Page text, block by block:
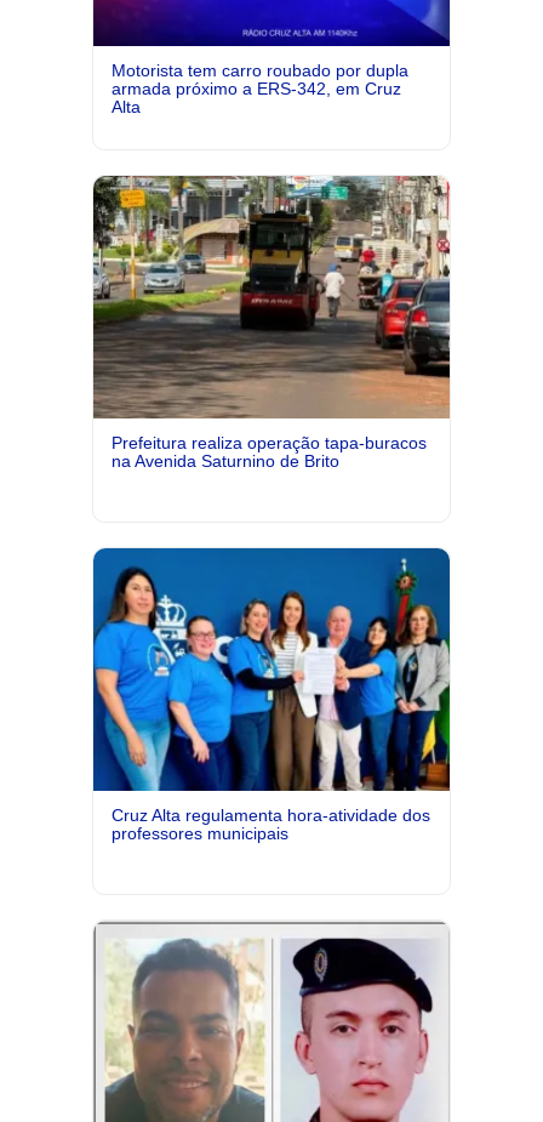
Motorista tem carro roubado por dupla
armada próximo a ERS-342, em Cruz
Alta
Prefeitura realiza operação tapa-buracos
na Avenida Saturnino de Brito
Cruz Alta regulamenta hora-atividade dos
professores municipais